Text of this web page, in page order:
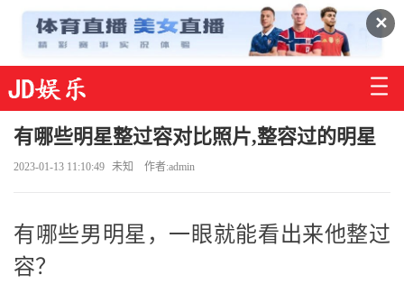
✕
有哪些明星整过容对比照片,整容过的明星
2023-01-13 11:10:49 未知 作者:admin
有哪些男明星，一眼就能看出来他整过
容？